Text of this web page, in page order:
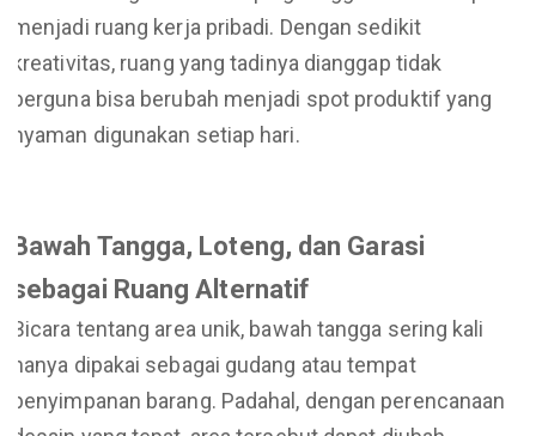
menjadi ruang kerja pribadi. Dengan sedikit
kreativitas, ruang yang tadinya dianggap tidak
berguna bisa berubah menjadi spot produktif yang
nyaman digunakan setiap hari.
Bawah Tangga, Loteng, dan Garasi
sebagai Ruang Alternatif
Bicara tentang area unik, bawah tangga sering kali
hanya dipakai sebagai gudang atau tempat
penyimpanan barang. Padahal, dengan perencanaan